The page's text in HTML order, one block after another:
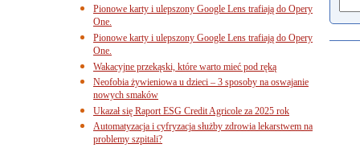
Pionowe karty i ulepszony Google Lens trafiają do Opery
One.
Pionowe karty i ulepszony Google Lens trafiają do Opery
One.
Wakacyjne przekąski, które warto mieć pod ręką
Neofobia żywieniowa u dzieci – 3 sposoby na oswajanie
nowych smaków
Ukazał się Raport ESG Credit Agricole za 2025 rok
Automatyzacja i cyfryzacja służby zdrowia lekarstwem na
problemy szpitali?